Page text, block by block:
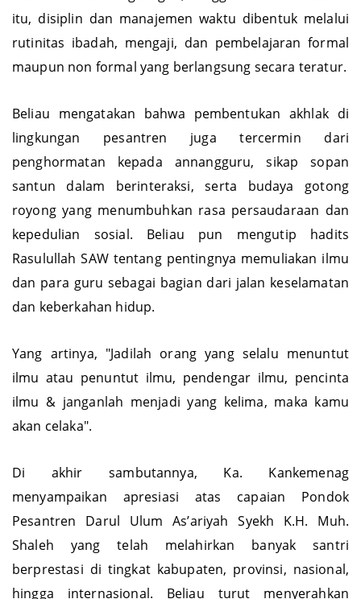
membersihkan lingkungan, hingga memasak. Selain
itu, disiplin dan manajemen waktu dibentuk melalui
rutinitas ibadah, mengaji, dan pembelajaran formal
Beliau mengatakan bahwa pembentukan akhlak di
lingkungan pesantren juga tercermin dari
penghormatan kepada annangguru, sikap sopan
santun dalam berinteraksi, serta budaya gotong
royong yang menumbuhkan rasa persaudaraan dan
kepedulian sosial. Beliau pun mengutip hadits
Rasulullah SAW tentang pentingnya memuliakan ilmu
dan para guru sebagai bagian dari jalan keselamatan
Yang artinya, "Jadilah orang yang selalu menuntut
ilmu atau penuntut ilmu, pendengar ilmu, pencinta
ilmu & janganlah menjadi yang kelima, maka kamu
Di akhir sambutannya, Ka. Kankemenag
menyampaikan apresiasi atas capaian Pondok
Pesantren Darul Ulum As’ariyah Syekh K.H. Muh.
Shaleh yang telah melahirkan banyak santri
berprestasi di tingkat kabupaten, provinsi, nasional,